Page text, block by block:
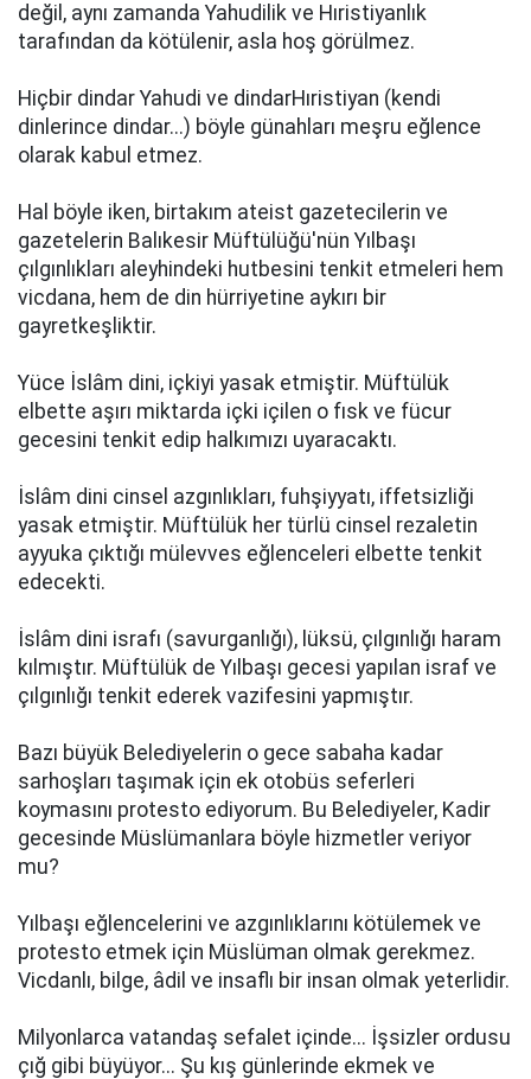
değil, aynı zamanda Yahudilik ve Hıristiyanlık
tarafından da kötülenir, asla hoş görülmez.
Hiçbir dindar Yahudi ve dindarHıristiyan (kendi
dinlerince dindar...) böyle günahları meşru eğlence
olarak kabul etmez.
Hal böyle iken, birtakım ateist gazetecilerin ve
gazetelerin Balıkesir Müftülüğü'nün Yılbaşı
çılgınlıkları aleyhindeki hutbesini tenkit etmeleri hem
vicdana, hem de din hürriyetine aykırı bir
gayretkeşliktir.
Yüce İslâm dini, içkiyi yasak etmiştir. Müftülük
elbette aşırı miktarda içki içilen o fısk ve fücur
gecesini tenkit edip halkımızı uyaracaktı.
İslâm dini cinsel azgınlıkları, fuhşiyyatı, iffetsizliği
yasak etmiştir. Müftülük her türlü cinsel rezaletin
ayyuka çıktığı mülevves eğlenceleri elbette tenkit
edecekti.
İslâm dini israfı (savurganlığı), lüksü, çılgınlığı haram
kılmıştır. Müftülük de Yılbaşı gecesi yapılan israf ve
çılgınlığı tenkit ederek vazifesini yapmıştır.
Bazı büyük Belediyelerin o gece sabaha kadar
sarhoşları taşımak için ek otobüs seferleri
koymasını protesto ediyorum. Bu Belediyeler, Kadir
gecesinde Müslümanlara böyle hizmetler veriyor
mu?
Yılbaşı eğlencelerini ve azgınlıklarını kötülemek ve
protesto etmek için Müslüman olmak gerekmez.
Vicdanlı, bilge, âdil ve insaflı bir insan olmak yeterlidir.
Milyonlarca vatandaş sefalet içinde... İşsizler ordusu
çığ gibi büyüyor... Şu kış günlerinde ekmek ve